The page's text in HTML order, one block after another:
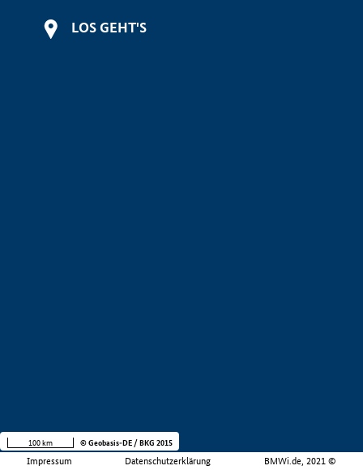
LOS GEHT'S
Impressum Datenschutzerklärung BMWi.de, 2021 ©
100 km © Geobasis-DE / BKG 2015